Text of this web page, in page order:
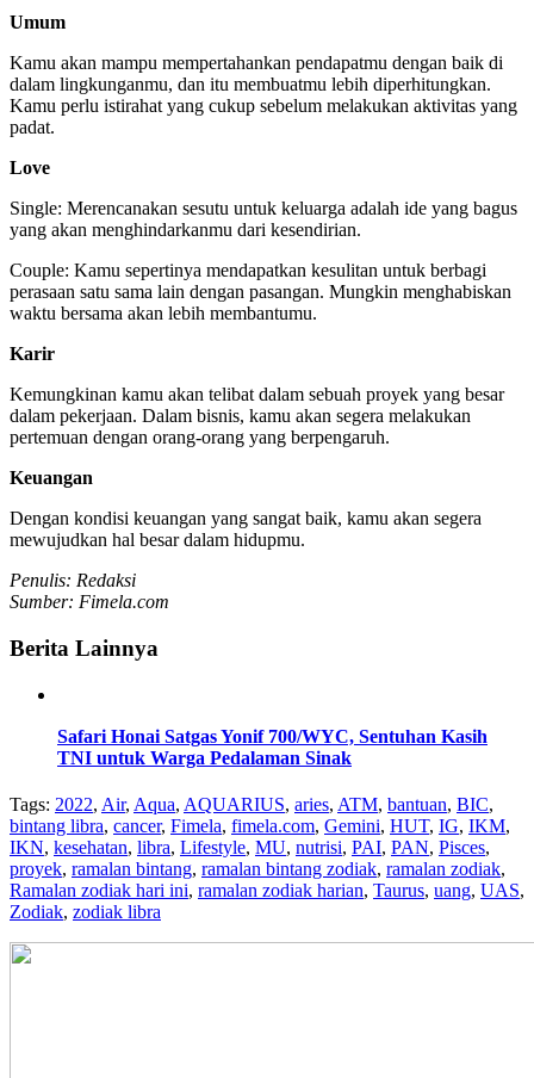
Umum
Kamu akan mampu mempertahankan pendapatmu dengan baik di
dalam lingkunganmu, dan itu membuatmu lebih diperhitungkan.
Kamu perlu istirahat yang cukup sebelum melakukan aktivitas yang
padat.
Love
Single: Merencanakan sesutu untuk keluarga adalah ide yang bagus
yang akan menghindarkanmu dari kesendirian.
Couple: Kamu sepertinya mendapatkan kesulitan untuk berbagi
perasaan satu sama lain dengan pasangan. Mungkin menghabiskan
waktu bersama akan lebih membantumu.
Karir
Kemungkinan kamu akan telibat dalam sebuah proyek yang besar
dalam pekerjaan. Dalam bisnis, kamu akan segera melakukan
pertemuan dengan orang-orang yang berpengaruh.
Keuangan
Dengan kondisi keuangan yang sangat baik, kamu akan segera
mewujudkan hal besar dalam hidupmu.
Penulis: Redaksi
Sumber: Fimela.com
Berita Lainnya
Safari Honai Satgas Yonif 700/WYC, Sentuhan Kasih
TNI untuk Warga Pedalaman Sinak
Tags: 2022, Air, Aqua, AQUARIUS, aries, ATM, bantuan, BIC,
bintang libra, cancer, Fimela, fimela.com, Gemini, HUT, IG, IKM,
IKN, kesehatan, libra, Lifestyle, MU, nutrisi, PAI, PAN, Pisces,
proyek, ramalan bintang, ramalan bintang zodiak, ramalan zodiak,
Ramalan zodiak hari ini, ramalan zodiak harian, Taurus, uang, UAS,
Zodiak, zodiak libra